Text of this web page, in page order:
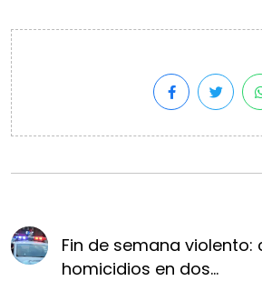
Fin de semana violento:
homicidios en dos...